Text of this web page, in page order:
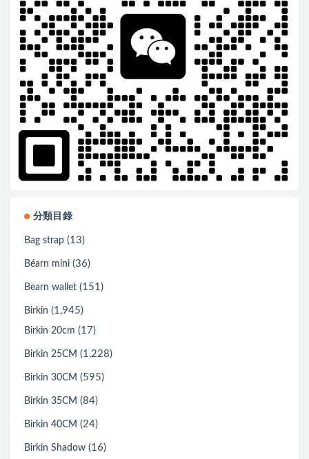
分類目錄
Bag strap (13)
Béarn mini (36)
Bearn wallet (151)
Birkin (1,945)
Birkin 20cm (17)
Birkin 25CM (1,228)
Birkin 30CM (595)
Birkin 35CM (84)
Birkin 40CM (24)
Birkin Shadow (16)